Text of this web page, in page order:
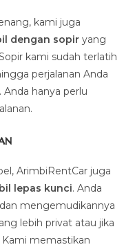
kami juga
dengan sopir yang
kami sudah terlatih
perjalanan Anda
Anda hanya perlu
ArimbiRentCar juga
lepas kunci. Anda
mengemudikannya
lebih privat atau jika
memastikan